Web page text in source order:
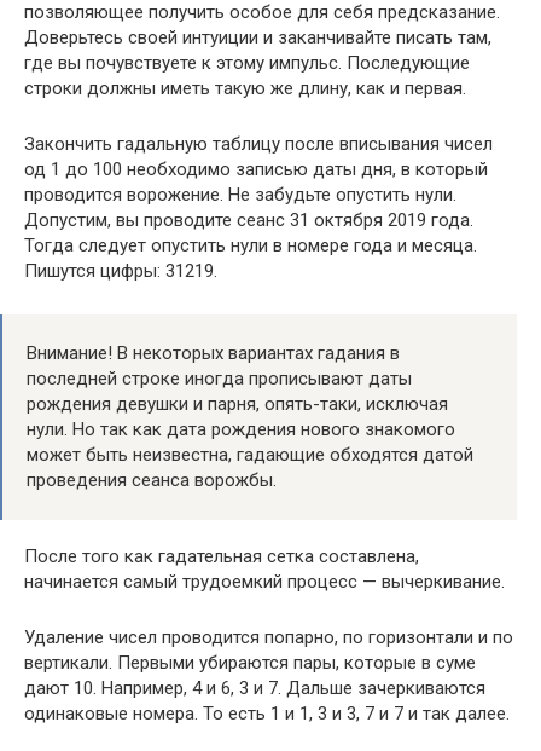
позволяющее получить особое для себя предсказание.
Доверьтесь своей интуиции и заканчивайте писать там,
где вы почувствуете к этому импульс. Последующие
строки должны иметь такую же длину, как и первая.
Закончить гадальную таблицу после вписывания чисел
од 1 до 100 необходимо записью даты дня, в который
проводится ворожение. Не забудьте опустить нули.
Допустим, вы проводите сеанс 31 октября 2019 года.
Тогда следует опустить нули в номере года и месяца.
Пишутся цифры: 31219.
Внимание! В некоторых вариантах гадания в
последней строке иногда прописывают даты
рождения девушки и парня, опять-таки, исключая
нули. Но так как дата рождения нового знакомого
может быть неизвестна, гадающие обходятся датой
проведения сеанса ворожбы.
После того как гадательная сетка составлена,
начинается самый трудоемкий процесс — вычеркивание.
Удаление чисел проводится попарно, по горизонтали и по
вертикали. Первыми убираются пары, которые в суме
дают 10. Например, 4 и 6, 3 и 7. Дальше зачеркиваются
одинаковые номера. То есть 1 и 1, 3 и 3, 7 и 7 и так далее.